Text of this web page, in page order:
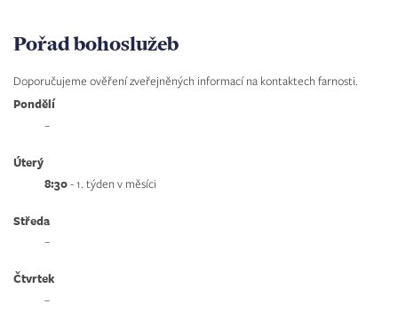
Pořad bohoslužeb
Doporučujeme ověření zveřejněných informací na kontaktech farnosti.
Pondělí
–
Úterý
8:30- 1. týden v měsíci
Středa
–
Čtvrtek
–